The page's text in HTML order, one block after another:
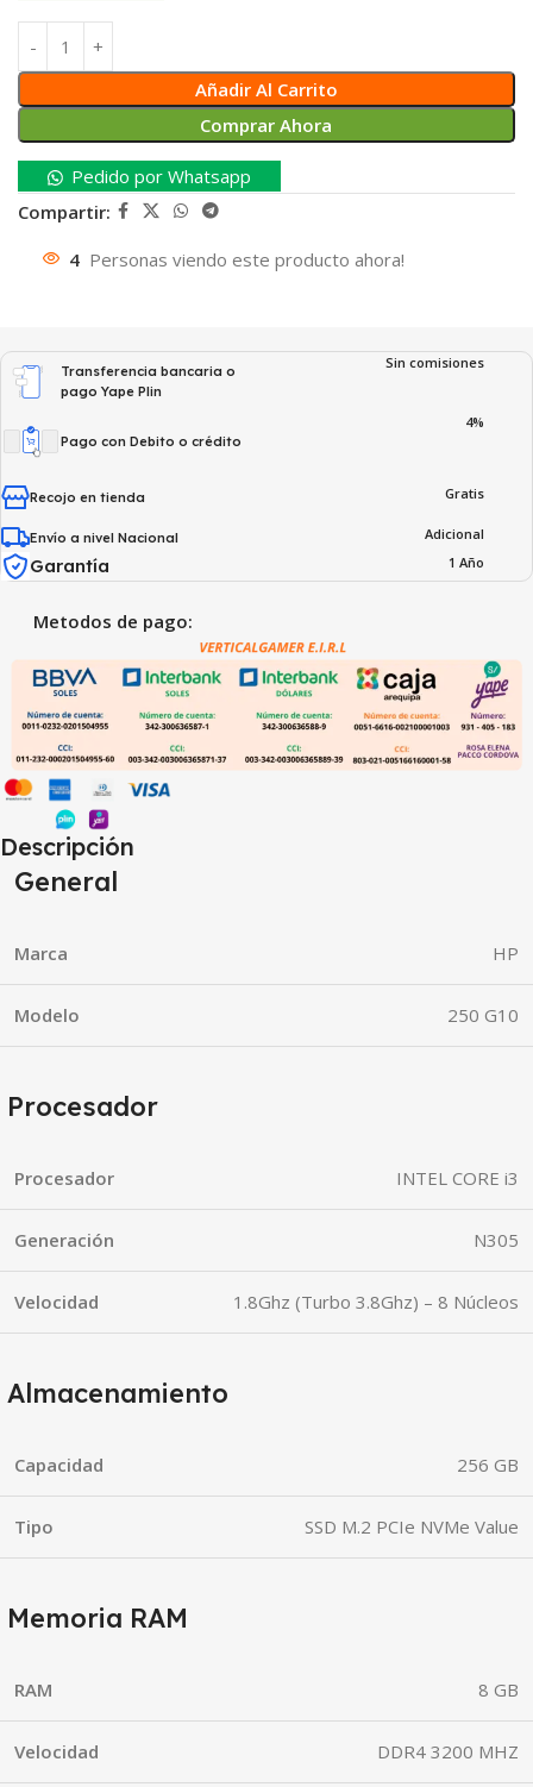
Añadir Al Carrito
Comprar Ahora
Pedido por Whatsapp
Compartir:
4 Personas viendo este producto ahora!
Transferencia bancaria o
pago Yape Plin
Sin comisiones
Pago con Debito o crédito
4%
Recojo en tienda Gratis
Envío a nivel Nacional Adicional
Garantía 1 Año
Metodos de pago:
Descripción
General
Marca HP
Modelo 250 G10
Procesador
Procesador INTEL CORE i3
Generación N305
Velocidad 1.8Ghz (Turbo 3.8Ghz) – 8 Núcleos
Almacenamiento
Capacidad 256 GB
Tipo SSD M.2 PCIe NVMe Value
Memoria RAM
RAM 8 GB
Velocidad DDR4 3200 MHZ